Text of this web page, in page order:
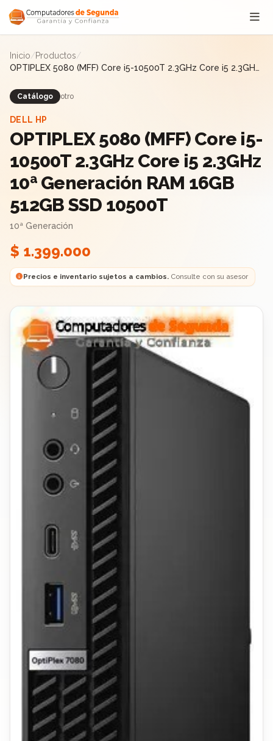
Saltar al contenido
Inicio/Productos/
OPTIPLEX 5080 (MFF) Core i5-10500T 2.3GHz Core i5 2.3GHz
Catálogo otro
DELL HP
OPTIPLEX 5080 (MFF) Core i5-
10500T 2.3GHz Core i5 2.3GHz
10ª Generación RAM 16GB
512GB SSD 10500T
10ª Generación
$ 1.399.000
Precios e inventario sujetos a cambios.Consulte con su asesor